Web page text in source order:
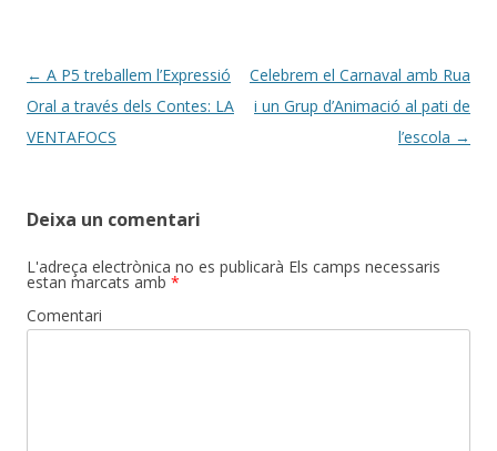
Post
navigation
← A P5 treballem l’Expressió
Oral a través dels Contes: LA
VENTAFOCS
Celebrem el Carnaval amb Rua
i un Grup d’Animació al pati de
l’escola →
Deixa un comentari
L'adreça electrònica no es publicarà Els camps necessaris
estan marcats amb *
Comentari